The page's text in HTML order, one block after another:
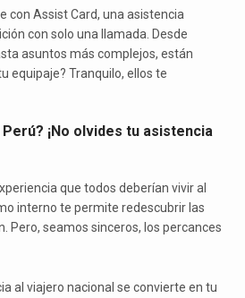
con Assist Card, una asistencia
con solo una llamada. Desde
asuntos más complejos, están
equipaje? Tranquilo, ellos te
¡No olvides tu asistencia
que todos deberían vivir al
interno te permite redescubrir las
Pero, seamos sinceros, los percances
al viajero nacional se convierte en tu